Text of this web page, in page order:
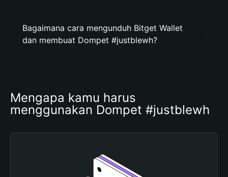
Bagaimana cara mengunduh Bitget Wallet
dan membuat Dompet #justblewh?
Mengapa kamu harus
menggunakan Dompet #justblewh